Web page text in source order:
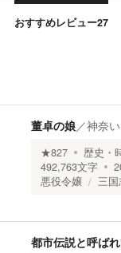
おすすめレビュー27
董卓の娘／神奈
★827 歴史・
492,763文字
悪役令嬢
三国
都市伝説と呼ば